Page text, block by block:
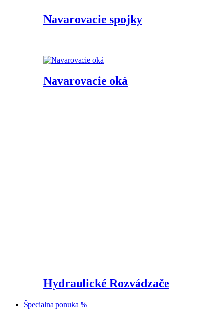
Navarovacie spojky
Navarovacie oká
Hydraulické Rozvádzače
Špecialna ponuka %